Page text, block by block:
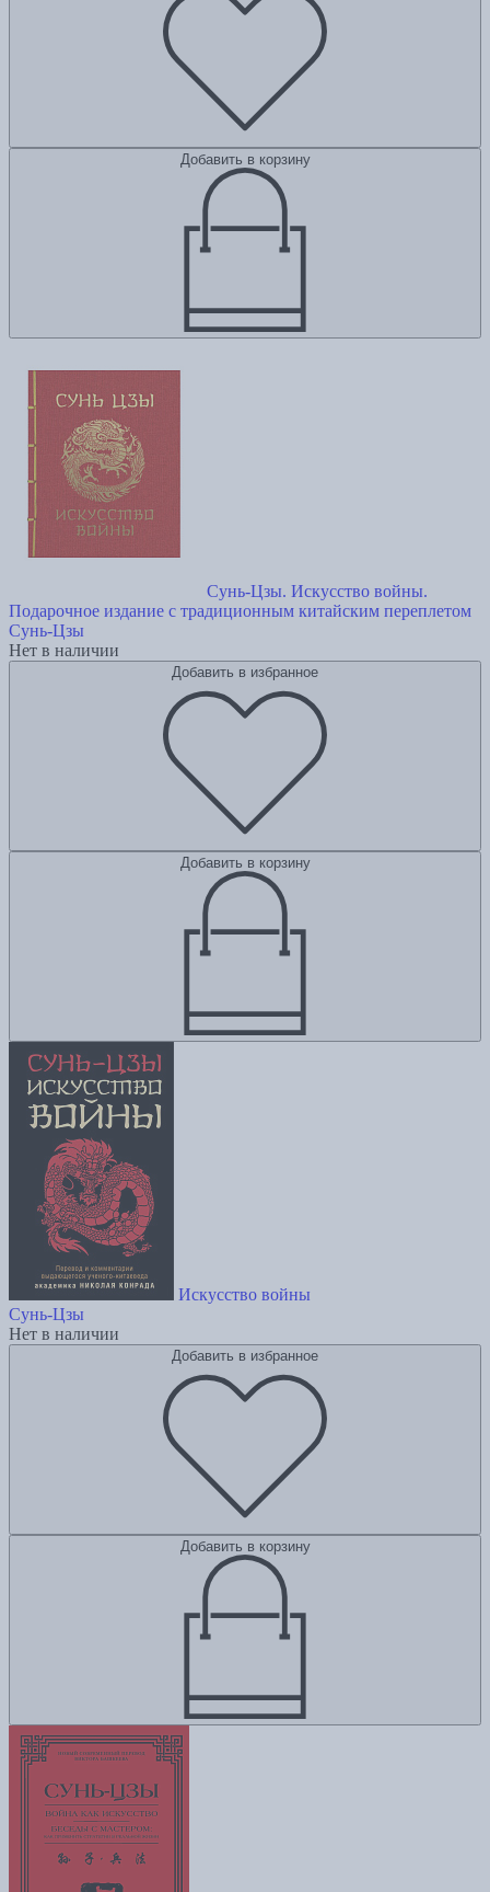
Добавить в корзину
Сунь-Цзы. Искусство войны.
Подарочное издание с традиционным китайским переплетом
Сунь-Цзы
Нет в наличии
Добавить в избранное
Добавить в корзину
Искусство войны
Сунь-Цзы
Нет в наличии
Добавить в избранное
Добавить в корзину